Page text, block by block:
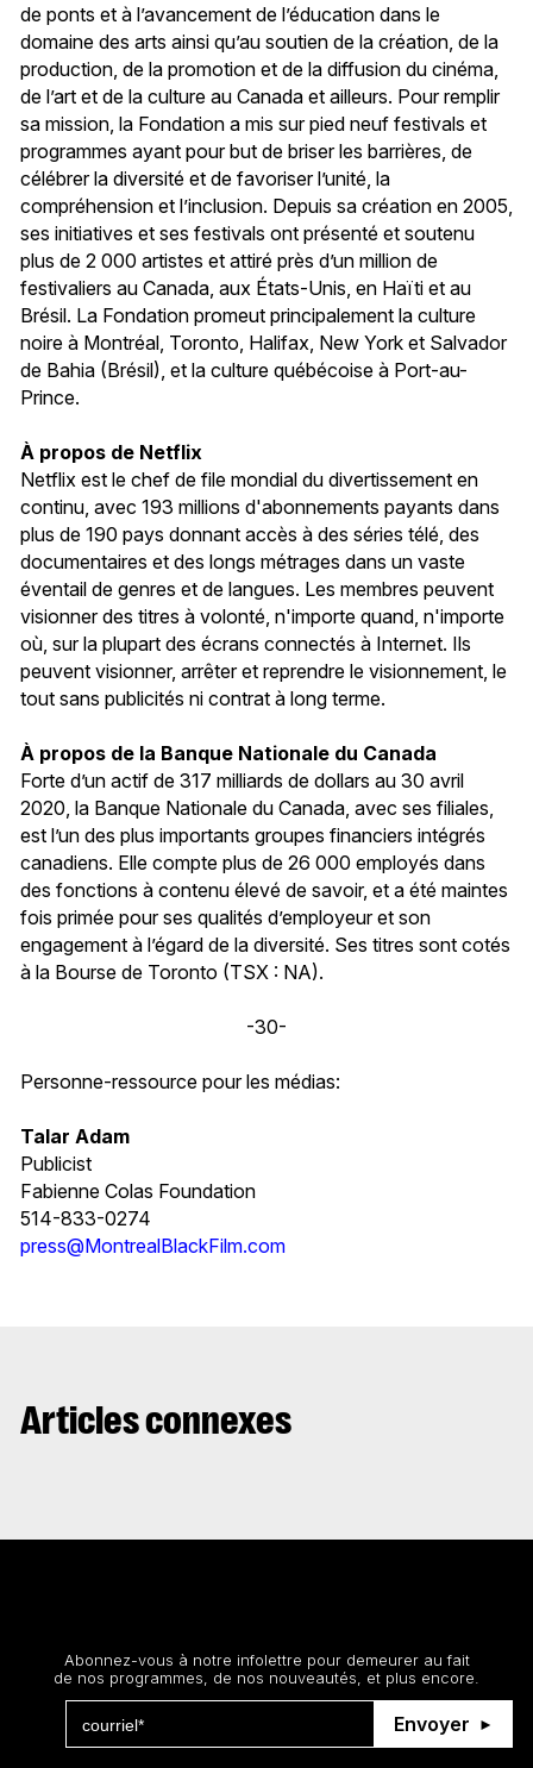
de ponts et à l’avancement de l’éducation dans le
domaine des arts ainsi qu’au soutien de la création, de la
production, de la promotion et de la diffusion du cinéma,
de l’art et de la culture au Canada et ailleurs. Pour remplir
sa mission, la Fondation a mis sur pied neuf festivals et
programmes ayant pour but de briser les barrières, de
célébrer la diversité et de favoriser l’unité, la
compréhension et l’inclusion. Depuis sa création en 2005,
ses initiatives et ses festivals ont présenté et soutenu
plus de 2 000 artistes et attiré près d’un million de
festivaliers au Canada, aux États-Unis, en Haïti et au
Brésil. La Fondation promeut principalement la culture
noire à Montréal, Toronto, Halifax, New York et Salvador
de Bahia (Brésil), et la culture québécoise à Port-au-
Prince.
À propos de Netflix
Netflix est le chef de file mondial du divertissement en
continu, avec 193 millions d'abonnements payants dans
plus de 190 pays donnant accès à des séries télé, des
documentaires et des longs métrages dans un vaste
éventail de genres et de langues. Les membres peuvent
visionner des titres à volonté, n'importe quand, n'importe
où, sur la plupart des écrans connectés à Internet. Ils
peuvent visionner, arrêter et reprendre le visionnement, le
tout sans publicités ni contrat à long terme.
À propos de la Banque Nationale du Canada
Forte d’un actif de 317 milliards de dollars au 30 avril
2020, la Banque Nationale du Canada, avec ses filiales,
est l’un des plus importants groupes financiers intégrés
canadiens. Elle compte plus de 26 000 employés dans
des fonctions à contenu élevé de savoir, et a été maintes
fois primée pour ses qualités d’employeur et son
engagement à l’égard de la diversité. Ses titres sont cotés
à la Bourse de Toronto (TSX : NA).
-30-
Personne-ressource pour les médias:
Talar Adam
Publicist
Fabienne Colas Foundation
514-833-0274
press@MontrealBlackFilm.com
Articles connexes
Abonnez-vous à notre infolettre pour demeurer au fait
de nos programmes, de nos nouveautés, et plus encore.
Envoyer